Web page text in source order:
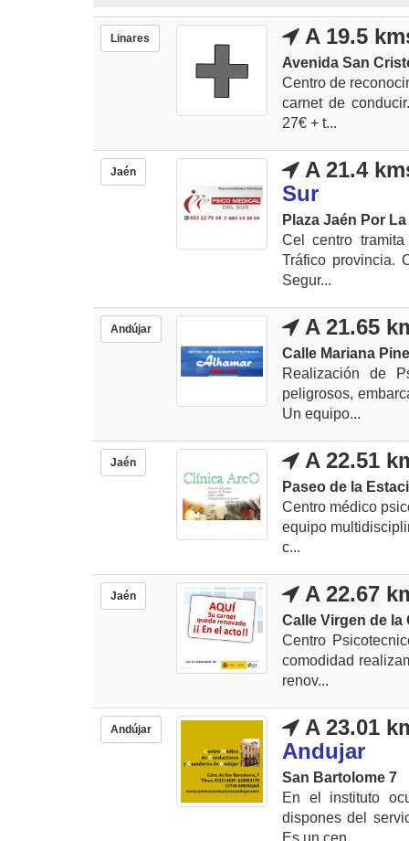
Linares A 19.5
Avenida San
Centro de
carnet de
27€ + t...
Jaén
A 21.4
Sur
Plaza Jaén Por
Cel centro
Tráfico provincia.
Segur...
Andújar A 21.65
Calle Mariana
Realización de
peligrosos,
Un equipo...
Jaén A 22.51
Paseo de la
Centro médico
equipo
c...
Jaén A 22.67
Calle Virgen de la
Centro
comodidad
renov...
Andújar
A 23.01
Andujar
San Bartolome 7
En el instituto
dispones del
Es un cen...